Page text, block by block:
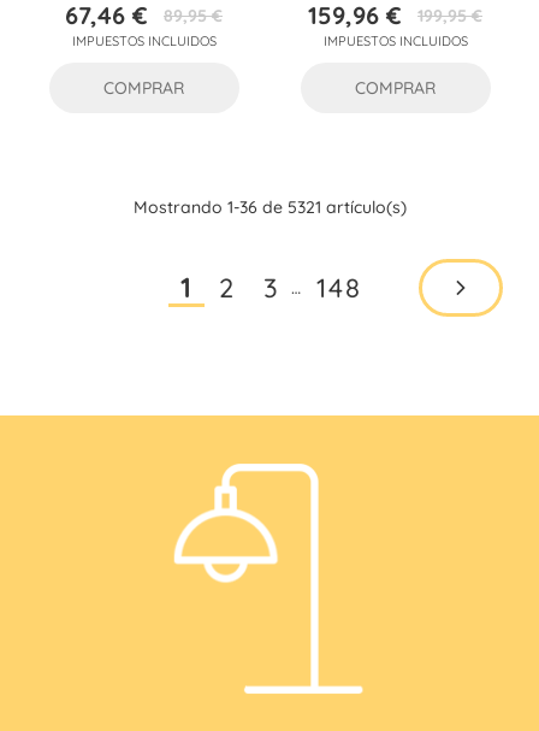
Precio
67,46 €Precio
base
89,95 €
IMPUESTOS INCLUIDOS
COMPRAR
Precio
159,96 €Precio
base
199,95 €
IMPUESTOS INCLUIDOS
COMPRAR
Mostrando 1-36 de 5321 artículo(s)
1 2 3 … 148